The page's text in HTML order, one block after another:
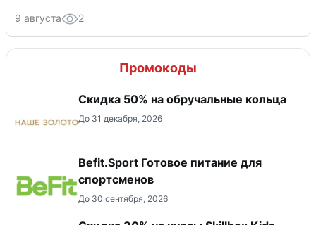
9 августа 2
Промокоды
Скидка 50% на обручальные кольца
До 31 декабря, 2026
Befit.Sport Готовое питание для
спортсменов
До 30 сентября, 2026